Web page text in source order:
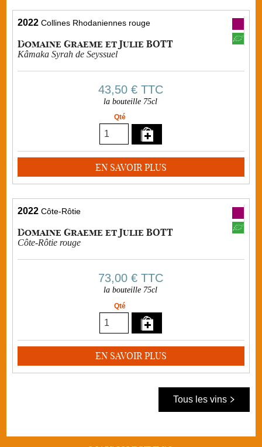
2022 Collines Rhodaniennes rouge
Domaine Graeme et Julie BOTT
Kâmaka Syrah de Seyssuel
43,50 €TTC
la bouteille 75cl
Qté
EN SAVOIR PLUS
2022 Côte-Rôtie
Domaine Graeme et Julie BOTT
Côte-Rôtie rouge
73,00 €TTC
la bouteille 75cl
Qté
EN SAVOIR PLUS
Tous les vins